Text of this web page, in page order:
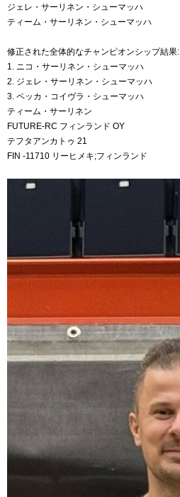
ジェレ・サーリネン・シューマッハ
ティーム・サーリネン・シューマッハ
修正された全体的なチャンピオンシップ結果:
1. ニコ・サーリネン・シューマッハ
2. ジェレ・サーリネン・シューマッハ
3. ペッカ・コイヴラ・シューマッハ
ティーム・サーリネン
FUTURE-RC フィンランド OY
テフタアンカトゥ 21
FIN -11710 リーヒメキ;フィンランド